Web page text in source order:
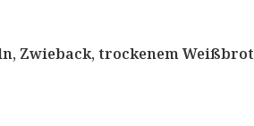
Zwieback, trockenem Weißbrot